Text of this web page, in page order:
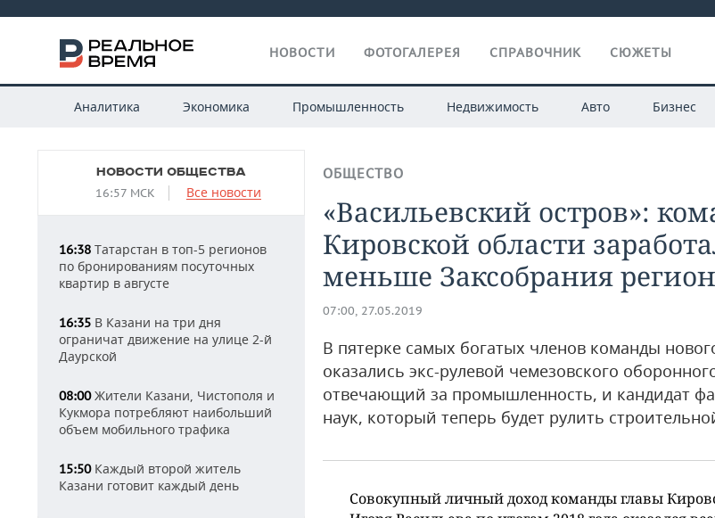
НОВОСТИ ФОТОГАЛЕРЕЯ СПРАВОЧНИК СЮЖЕТЫ
Аналитика Экономика Промышленность Недвижимость Авто Бизнес
НОВОСТИ ОБЩЕСТВА
16:57 МСК Все новости
16:38 Татарстан в топ-5 регионов
по бронированиям посуточных
квартир в августе
16:35 В Казани на три дня
ограничат движение на улице 2-й
Даурской
08:00Жители Казани, Чистополя и
Кукмора потребляют наибольший
объем мобильного трафика
15:50Каждый второй житель
Казани готовит каждый день
ОБЩЕСТВО
«Васильевский остров»:
Кировской области
меньше Заксобрания
07:00, 27.05.2019
В пятерке самых богатых членов команды
оказались экс-рулевой чемезовского
отвечающий за промышленность, и кандидат
наук, который теперь будет рулить
Совокупный личный доход команды главы